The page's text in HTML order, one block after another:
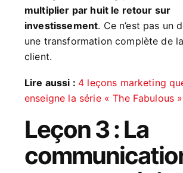
multiplier par huit le retour sur
investissement. Ce n’est pas un
une transformation complète de
client.
Lire aussi : 4 leçons marketing
enseigne la série « The Fabulous »
Leçon 3 : La